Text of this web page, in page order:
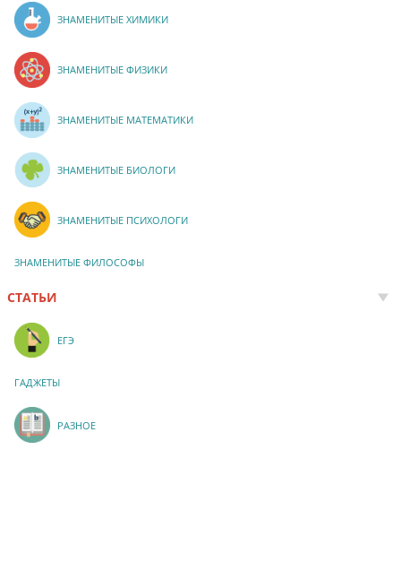
ЗНАМЕНИТЫЕ ХИМИКИ
ЗНАМЕНИТЫЕ ФИЗИКИ
ЗНАМЕНИТЫЕ МАТЕМАТИКИ
ЗНАМЕНИТЫЕ БИОЛОГИ
ЗНАМЕНИТЫЕ ПСИХОЛОГИ
ЗНАМЕНИТЫЕ ФИЛОСОФЫ
СТАТЬИ
ЕГЭ
ГАДЖЕТЫ
РАЗНОЕ